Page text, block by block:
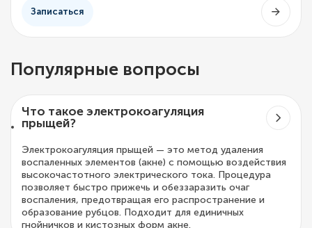
Записаться
Популярные вопросы
Что такое электрокоагуляция
прыщей?
Электрокоагуляция прыщей — это метод удаления
воспаленных элементов (акне) с помощью воздействия
высокочастотного электрического тока. Процедура
позволяет быстро прижечь и обеззаразить очаг
воспаления, предотвращая его распространение и
образование рубцов. Подходит для единичных
гнойничков и кистозных форм акне.